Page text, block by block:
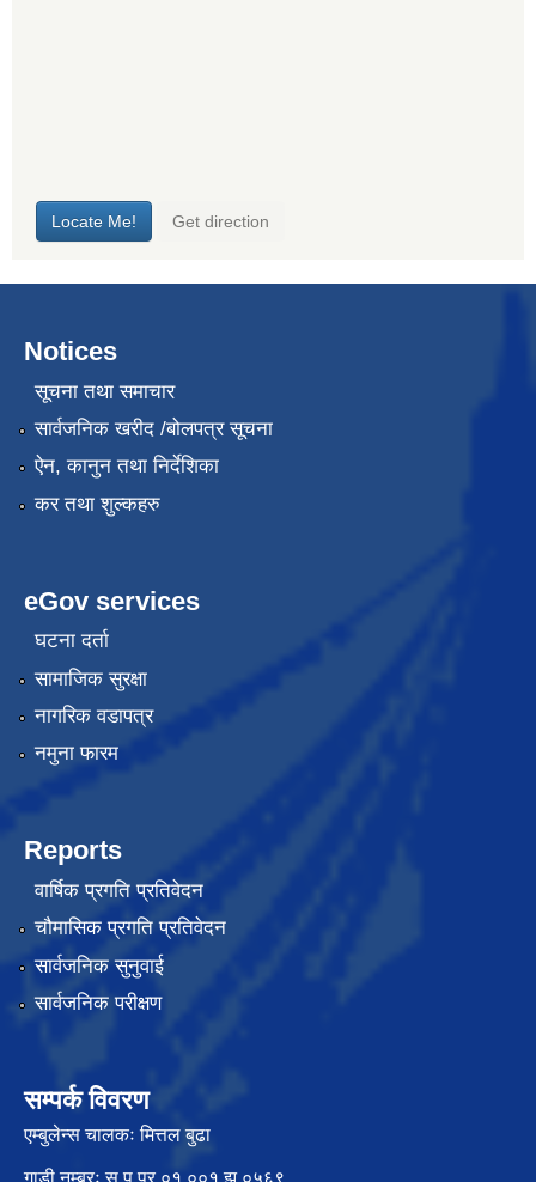
Notices
सूचना तथा समाचार
सार्वजनिक खरीद /बोलपत्र सूचना
ऐन, कानुन तथा निर्देशिका
कर तथा शुल्कहरु
eGov services
घटना दर्ता
सामाजिक सुरक्षा
नागरिक वडापत्र
नमुना फारम
Reports
वार्षिक प्रगति प्रतिवेदन
चौमासिक प्रगति प्रतिवेदन
सार्वजनिक सुनुवाई
सार्वजनिक परीक्षण
सम्पर्क विवरण
एम्बुलेन्स चालकः मित्तल बुढा
गाडी नम्बरः सु.प.प्र ०१ ००१ झ ०५६९